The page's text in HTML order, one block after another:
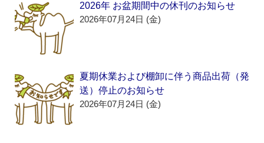
2026年 お盆期間中の休刊のお知らせ
2026年07月24日 (金)
夏期休業および棚卸に伴う商品出荷（発
送）停止のお知らせ
2026年07月24日 (金)